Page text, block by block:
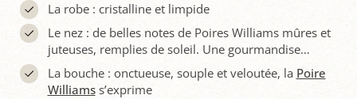
La robe : cristalline et limpide
Le nez : de belles notes de Poires Williams mûres et
juteuses, remplies de soleil. Une gourmandise…
La bouche : onctueuse, souple et veloutée, la Poire
Williamss’­exprime